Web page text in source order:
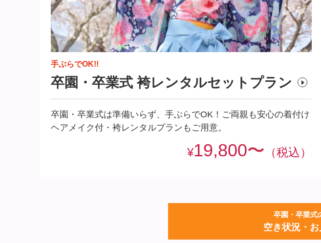
手ぶらでOK!!
卒園・卒業式 袴レンタルセットプラ ン
卒園・卒業式は準備いらず、手ぶらでOK！ご両親も安心の着付け
ヘアメイク付・袴レンタルプランもご用意。
¥19,800〜 （税込）
卒園・卒業式
空き状況・